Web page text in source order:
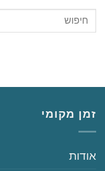
זמן מקומי
‏‏אודות